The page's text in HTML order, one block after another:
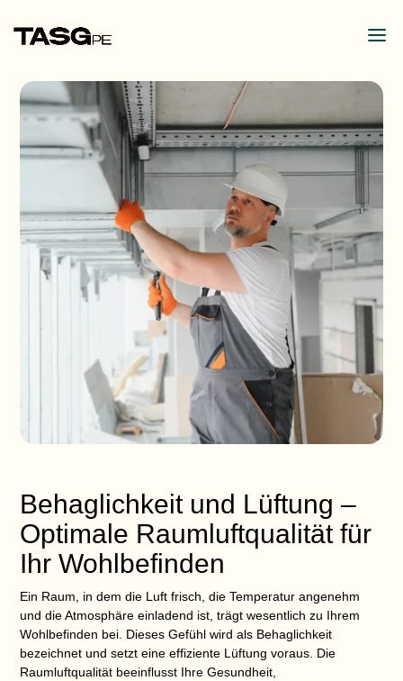
Behaglichkeit und Lüftung –
Optimale Raumluftqualität für
Ihr Wohlbefinden
Ein Raum, in dem die Luft frisch, die Temperatur angenehm
und die Atmosphäre einladend ist, trägt wesentlich zu Ihrem
Wohlbefinden bei. Dieses Gefühl wird als Behaglichkeit
bezeichnet und setzt eine effiziente Lüftung voraus. Die
Raumluftqualität beeinflusst Ihre Gesundheit,